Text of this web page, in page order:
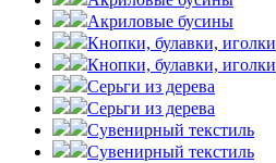
Акриловые бусины
Кнопки, булавки, иголки
Кнопки, булавки, иголки
Серьги из дерева
Серьги из дерева
Сувенирный текстиль
Сувенирный текстиль